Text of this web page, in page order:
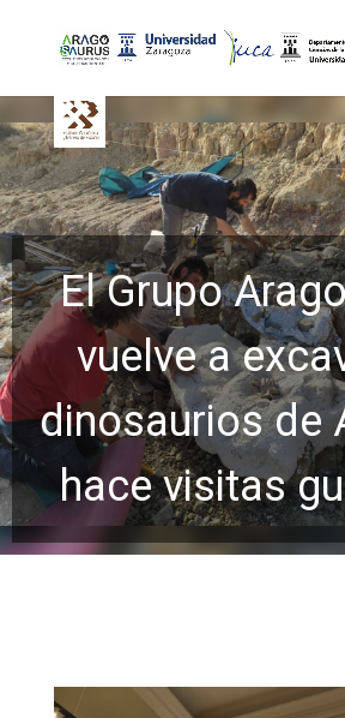
El Grupo
vuelve a
dinosaurios de
hace visitas